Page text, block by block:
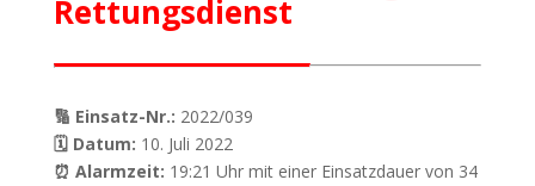
Rettungsdienst
🔢 Einsatz-Nr.: 2022/039
🗓 Datum: 10. Juli 2022
⏰ Alarmzeit: 19:21 Uhr mit einer Einsatzdauer von 34